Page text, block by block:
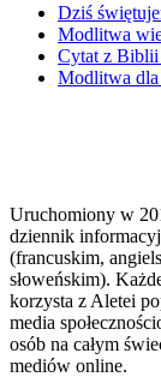
Dziś
Modlitwa
Cytat z Biblii
Modlitwa dla
Uruchomiony w
dziennik
(francuskim,
słoweńskim).
korzysta z Aletei
media
osób na całym
mediów online.